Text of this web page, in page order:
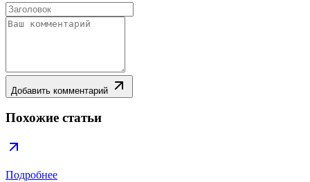
Добавить комментарий
Похожие статьи
Подробнее